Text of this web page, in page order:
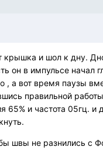
крышка и шол к дну.
он в импульсе начал
а вот время паузы
правильной
65% и частота
швы не разнились с